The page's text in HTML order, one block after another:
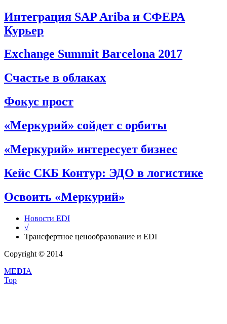
Интеграция SAP Ariba и СФЕРА
Курьер
Exchange Summit Barcelona 2017
Счастье в облаках
Фокус прост
«Меркурий» сойдет с орбиты
«Меркурий» интересует бизнес
Кейс СКБ Контур: ЭДО в логистике
Освоить «Меркурий»
Новости EDI
√
Трансфертное ценообразование и EDI
Copyright © 2014
MEDIA
Top